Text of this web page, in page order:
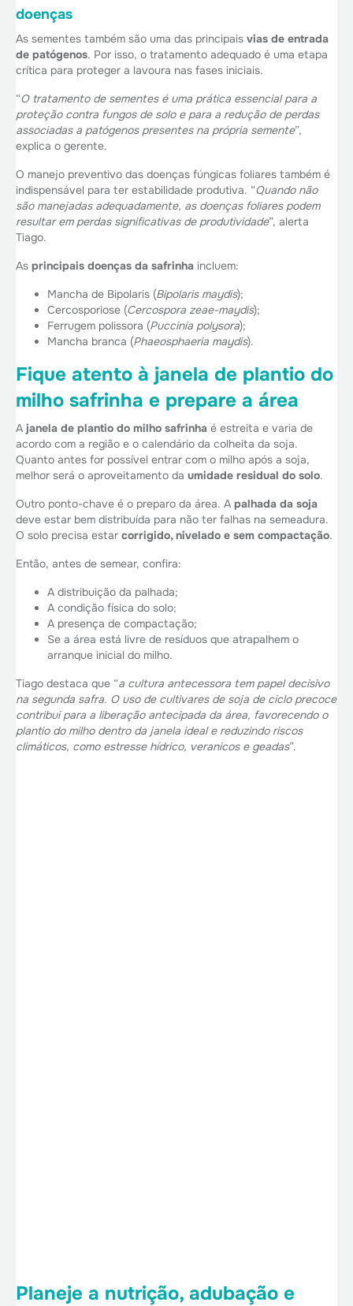
doenças
As sementes também são uma das principais vias de entrada
de patógenos. Por isso, o tratamento adequado é uma etapa
crítica para proteger a lavoura nas fases iniciais.
“O tratamento de sementes é uma prática essencial para a
proteção contra fungos de solo e para a redução de perdas
associadas a patógenos presentes na própria semente”,
explica o gerente.
O manejo preventivo das doenças fúngicas foliares também é
indispensável para ter estabilidade produtiva. “Quando não
são manejadas adequadamente, as doenças foliares podem
resultar em perdas significativas de produtividade”, alerta
Tiago.
As principais doenças da safrinha incluem:
Mancha de Bipolaris (Bipolaris maydis);
Cercosporiose (Cercospora zeae-maydis);
Ferrugem polissora (Puccinia polysora);
Mancha branca (Phaeosphaeria maydis).
Fique atento à janela de plantio do
milho safrinha e prepare a área
A janela de plantio do milho safrinha é estreita e varia de
acordo com a região e o calendário da colheita da soja.
Quanto antes for possível entrar com o milho após a soja,
melhor será o aproveitamento da umidade residual do solo.
Outro ponto-chave é o preparo da área. A palhada da soja
deve estar bem distribuída para não ter falhas na semeadura.
O solo precisa estar corrigido, nivelado e sem compactação.
Então, antes de semear, confira:
A distribuição da palhada;
A condição física do solo;
A presença de compactação;
Se a área está livre de resíduos que atrapalhem o
arranque inicial do milho.
Tiago destaca que “a cultura antecessora tem papel decisivo
na segunda safra. O uso de cultivares de soja de ciclo precoce
contribui para a liberação antecipada da área, favorecendo o
plantio do milho dentro da janela ideal e reduzindo riscos
climáticos, como estresse hídrico, veranicos e geadas”.
Planeje a nutrição, adubação e